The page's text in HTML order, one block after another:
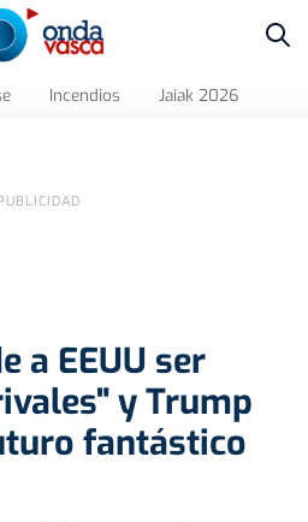
Incendios Jaiak 2026
a EEUU ser
y Trump
fantástico